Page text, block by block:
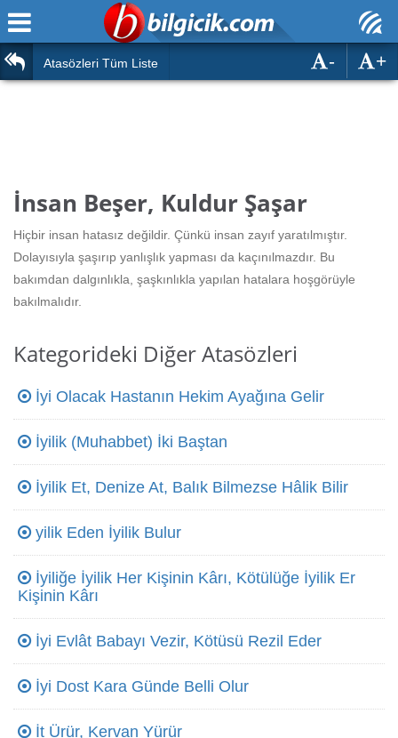
Ana Sayfa
Türk Tarihi & Kültürü
Edebiyat
Eğitim
Hesaplamalar
Duvar Yazıları
Hızlı Okuma Testi
Oyun
Eğitim Haberleri
Atasözleri Tüm Liste +
-
İnsan Beşer, Kuldur Şaşar
Hiçbir insan hatasız değildir. Çünkü insan zayıf yaratılmıştır.
Dolayısıyla şaşırıp yanlışlık yapması da kaçınılmazdır. Bu
bakımdan dalgınlıkla, şaşkınlıkla yapılan hatalara hoşgörüyle
bakılmalıdır.
Kategorideki Diğer Atasözleri
İyi Olacak Hastanın Hekim Ayağına Gelir
İyilik (Muhabbet) İki Baştan
İyilik Et, Denize At, Balık Bilmezse Hâlik Bilir
yilik Eden İyilik Bulur
İyiliğe İyilik Her Kişinin Kârı, Kötülüğe İyilik Er
Kişinin Kârı
İyi Evlât Babayı Vezir, Kötüsü Rezil Eder
İyi Dost Kara Günde Belli Olur
İt Ürür, Kervan Yürür